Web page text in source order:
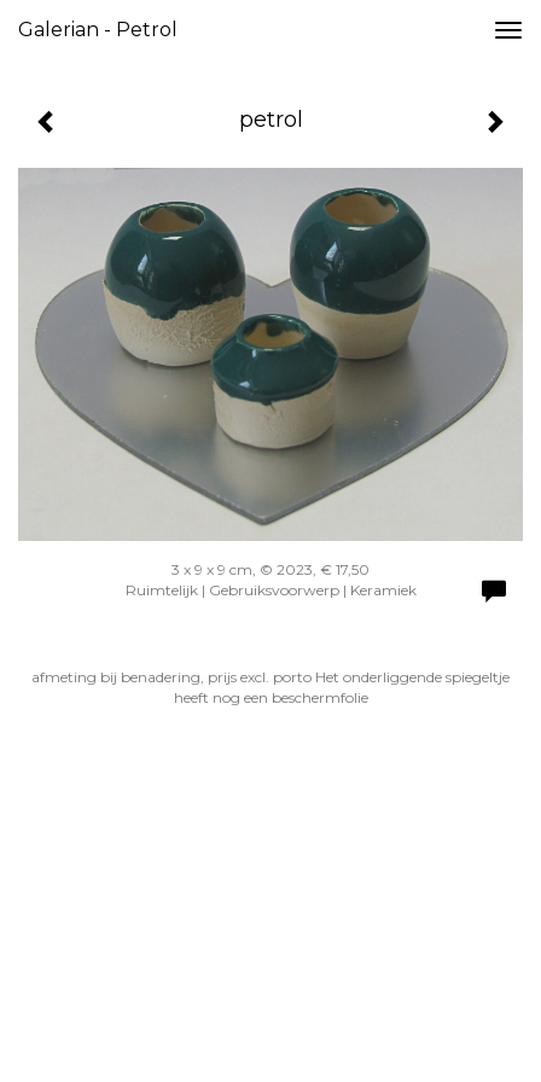
Galerian - Petrol
petrol
3 x 9 x 9 cm, © 2023, € 17,50
Ruimtelijk | Gebruiksvoorwerp | Keramiek
afmeting bij benadering, prijs excl. porto Het onderliggende spiegeltje
heeft nog een beschermfolie